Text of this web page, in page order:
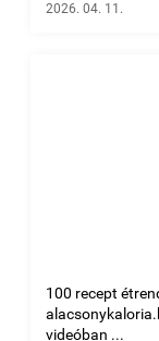
2026. 04. 11.
100 recept
videóban ...